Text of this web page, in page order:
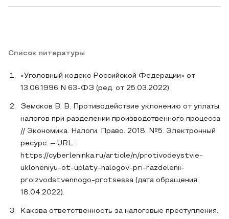
Список литературы
«Уголовный кодекс Российской Федерации» от
13.06.1996 N 63-ФЗ (ред. от 25.03.2022)
Земсков В. В. Противодействие уклонению от уплаты
налогов при разделении производственного процесса
// Экономика. Налоги. Право. 2018. №5. Электронный
ресурс. – URL:
https://cyberleninka.ru/article/n/protivodeystvie-
ukloneniyu-ot-uplaty-nalogov-pri-razdelenii-
proizvodstvennogo-protsessa (дата обращения:
18.04.2022).
Какова ответственность за налоговые преступления.